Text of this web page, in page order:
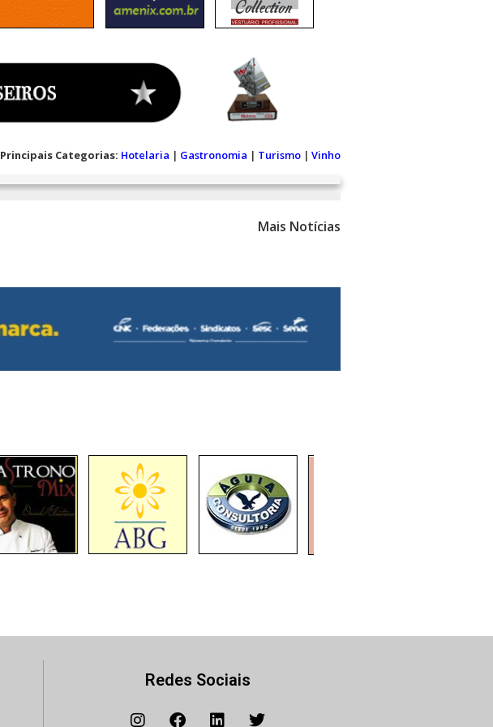
Principais Categorias: Hotelaria | Gastronomia | Turismo | Vinho
Mais Notícias
Redes Sociais